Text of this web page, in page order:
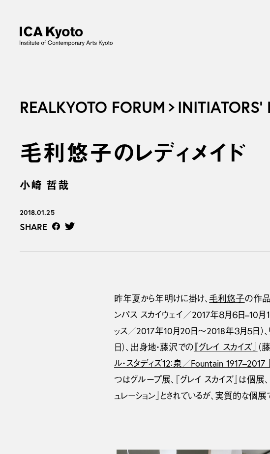
REALKYOTO FORUM
毛利悠子のレディメイド
小崎 哲哉
2018.01.25
SHARE
昨年夏から年明けに掛け、 毛利悠子の作品
ンパス スカイウェイ／2017年８月６日–10
ッス／2017年10月20日〜2018年３月５日）、
日）、出身地・藤沢での 『グレイ スカイズ』 （
ル・スタディズ12：泉／Fountain 1917–2017
つはグループ展、『グレイ スカイズ』は個展
ュレーション」とされているが、実質的な個展